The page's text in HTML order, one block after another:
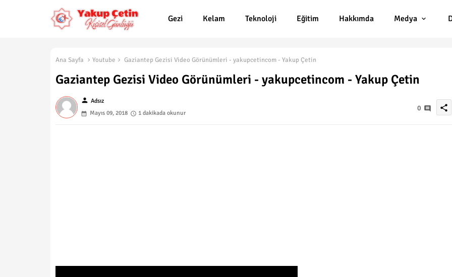
Gezi Kelam Teknoloji Eğitim Hakkımda Medya
Ana Sayfa Youtube Gaziantep Gezisi Video Görünümleri - yakupcetincom - Yakup Çetin
Gaziantep Gezisi Video Görünümleri - yakupcetincom - Yakup Çetin
person Adsız
Mayıs 09, 2018
1 dakikada okunur
0 share